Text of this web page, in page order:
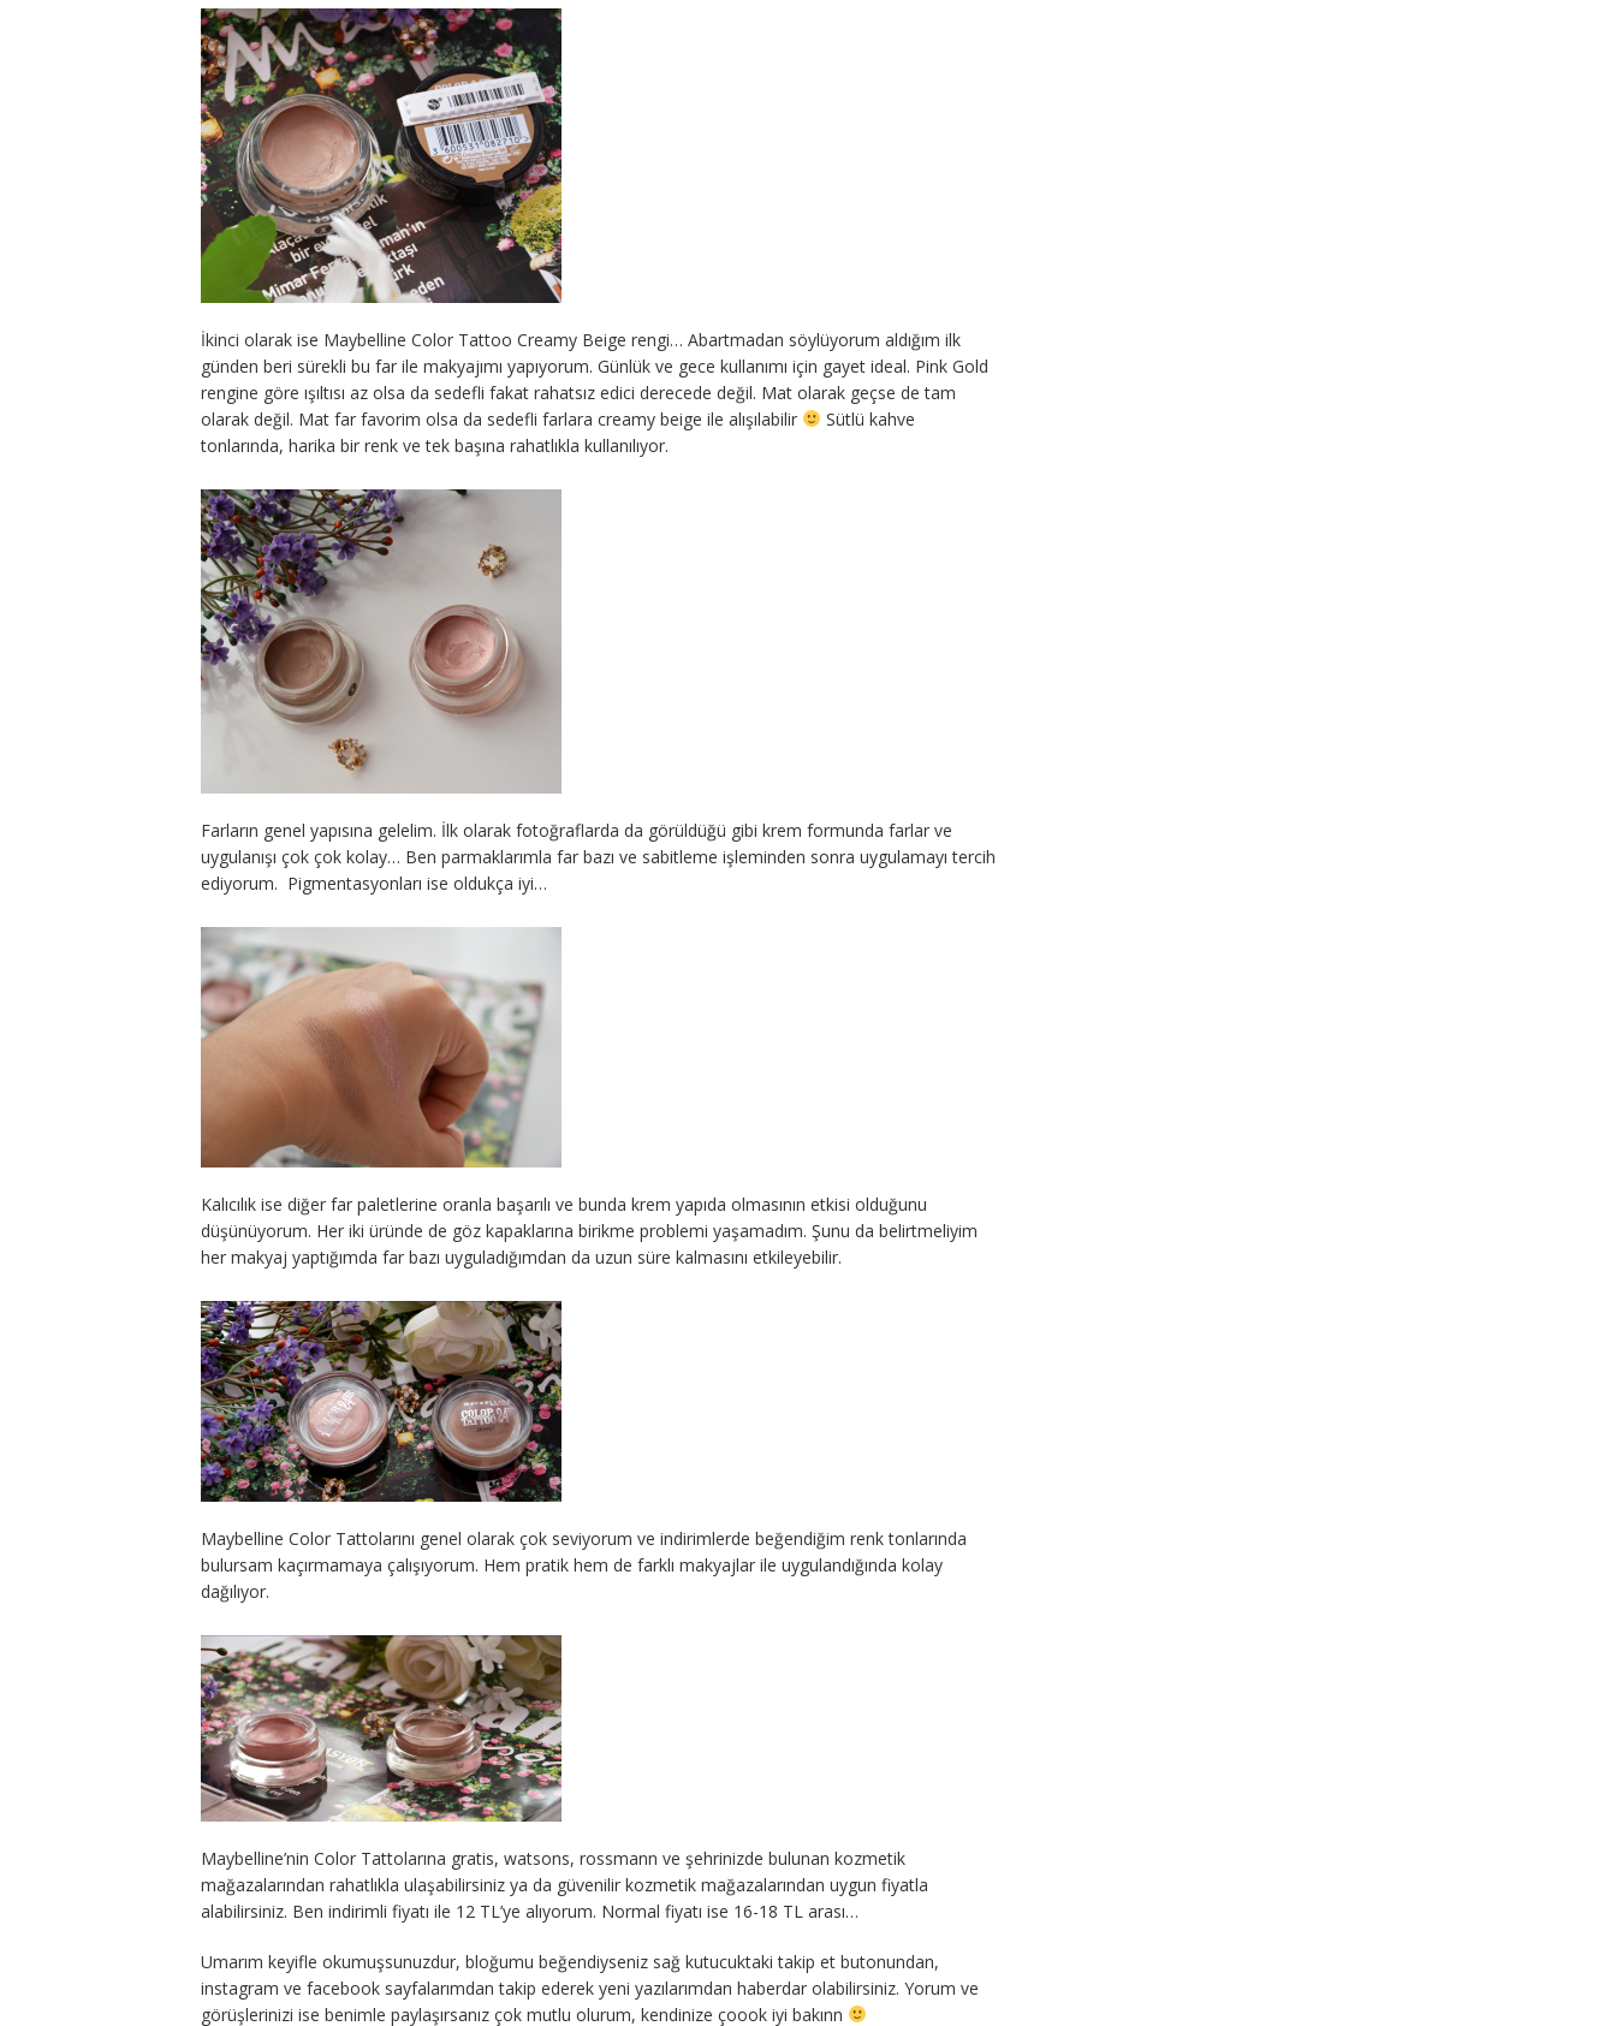
İkinci olarak ise Maybelline Color Tattoo Creamy Beige rengi… Abartmadan söylüyorum aldığım ilk
günden beri sürekli bu far ile makyajımı yapıyorum. Günlük ve gece kullanımı için gayet ideal. Pink Gold
rengine göre ışıltısı az olsa da sedefli fakat rahatsız edici derecede değil. Mat olarak geçse de tam
olarak değil. Mat far favorim olsa da sedefli farlara creamy beige ile alışılabilir
Sütlü kahve
tonlarında, harika bir renk ve tek başına rahatlıkla kullanılıyor.
Farların genel yapısına gelelim. İlk olarak fotoğraflarda da görüldüğü gibi krem formunda farlar ve
uygulanışı çok çok kolay… Ben parmaklarımla far bazı ve sabitleme işleminden sonra uygulamayı tercih
ediyorum. Pigmentasyonları ise oldukça iyi…
Kalıcılık ise diğer far paletlerine oranla başarılı ve bunda krem yapıda olmasının etkisi olduğunu
düşünüyorum. Her iki üründe de göz kapaklarına birikme problemi yaşamadım. Şunu da belirtmeliyim
her makyaj yaptığımda far bazı uyguladığımdan da uzun süre kalmasını etkileyebilir.
Maybelline Color Tattolarını genel olarak çok seviyorum ve indirimlerde beğendiğim renk tonlarında
bulursam kaçırmamaya çalışıyorum. Hem pratik hem de farklı makyajlar ile uygulandığında kolay
dağılıyor.
Maybelline’nin Color Tattolarına gratis, watsons, rossmann ve şehrinizde bulunan kozmetik
mağazalarından rahatlıkla ulaşabilirsiniz ya da güvenilir kozmetik mağazalarından uygun fiyatla
alabilirsiniz. Ben indirimli fiyatı ile 12 TL’ye alıyorum. Normal fiyatı ise 16-18 TL arası…
Umarım keyifle okumuşsunuzdur, bloğumu beğendiyseniz sağ kutucuktaki takip et butonundan,
instagram ve facebook sayfalarımdan takip ederek yeni yazılarımdan haberdar olabilirsiniz. Yorum ve
görüşlerinizi ise benimle paylaşırsanız çok mutlu olurum, kendinize çoook iyi bakınn